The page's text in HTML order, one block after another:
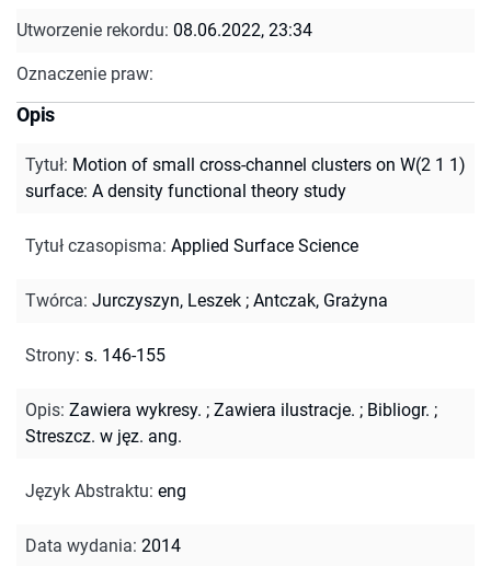
Utworzenie rekordu: 08.06.2022, 23:34
Oznaczenie praw:
Opis
Tytuł: Motion of small cross-channel clusters on W(2 1 1)
surface: A density functional theory study
Tytuł czasopisma: Applied Surface Science
Twórca: Jurczyszyn, Leszek ; Antczak, Grażyna
Strony: s. 146-155
Opis: Zawiera wykresy. ; Zawiera ilustracje. ; Bibliogr. ;
Streszcz. w jęz. ang.
Język Abstraktu: eng
Data wydania: 2014